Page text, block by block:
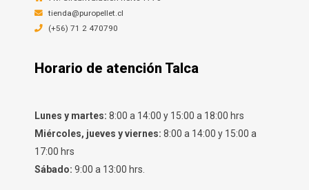
tienda@puropellet.cl
(+56) 71 2 470790
Horario de atención Talca
Lunes y martes: 8:00 a 14:00 y 15:00 a 18:00 hrs
Miércoles, jueves y viernes: 8:00 a 14:00 y 15:00 a
17:00 hrs
Sábado: 9:00 a 13:00 hrs.